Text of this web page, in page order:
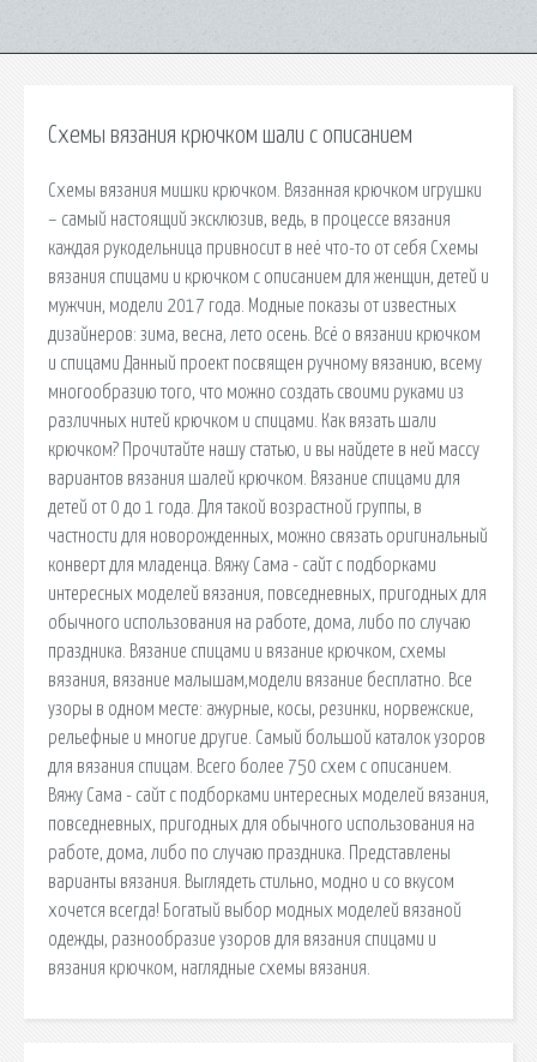
Схемы вязания крючком шали с описанием
Схемы вязания мишки крючком. Вязанная крючком игрушки
– самый настоящий эксклюзив, ведь, в процессе вязания
каждая рукодельница привносит в неё что-то от себя Схемы
вязания спицами и крючком с описанием для женщин, детей и
мужчин, модели 2017 года. Модные показы от известных
дизайнеров: зима, весна, лето осень. Всё о вязании крючком
и спицами Данный проект посвящен ручному вязанию, всему
многообразию того, что можно создать своими руками из
различных нитей крючком и спицами. Как вязать шали
крючком? Прочитайте нашу статью, и вы найдете в ней массу
вариантов вязания шалей крючком. Вязание спицами для
детей от 0 до 1 года. Для такой возрастной группы, в
частности для новорожденных, можно связать оригинальный
конверт для младенца. Вяжу Сама - сайт с подборками
интересных моделей вязания, повседневных, пригодных для
обычного использования на работе, дома, либо по случаю
праздника. Вязание спицами и вязание крючком, схемы
вязания, вязание малышам,модели вязание бесплатно. Все
узоры в одном месте: ажурные, косы, резинки, норвежские,
рельефные и многие другие. Самый большой каталок узоров
для вязания спицам. Всего более 750 схем с описанием.
Вяжу Сама - сайт с подборками интересных моделей вязания,
повседневных, пригодных для обычного использования на
работе, дома, либо по случаю праздника. Представлены
варианты вязания. Выглядеть стильно, модно и со вкусом
хочется всегда! Богатый выбор модных моделей вязаной
одежды, разнообразие узоров для вязания спицами и
вязания крючком, наглядные схемы вязания.